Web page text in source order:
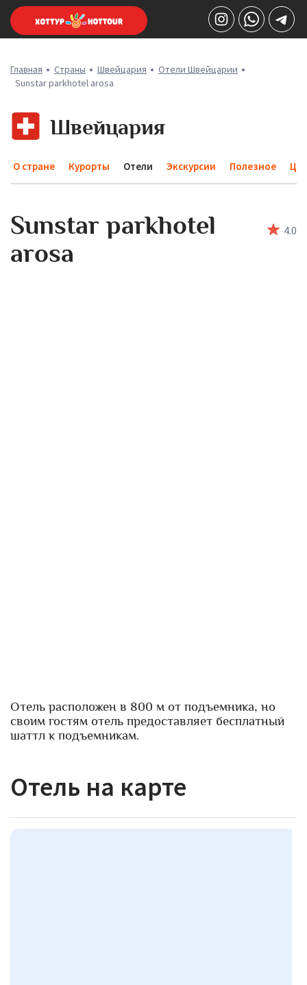
Главная Страны Швейцария
Отели Швейцарии
Sunstar parkhotel arosa
Швейцария
О стране Курорты Отели Экскурсии Полезное
Sunstar parkhotel
arosa
4.0
Отель расположен в 800 м от подъемника, но
своим гостям отель предоставляет бесплатный
шаттл к подъемникам.
Отель на карте